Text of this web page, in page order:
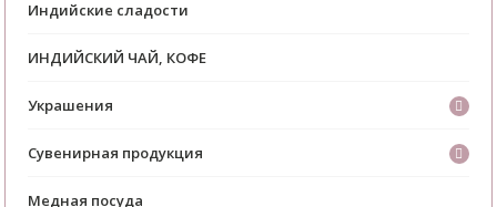
Индийские сладости
ИНДИЙСКИЙ ЧАЙ, КОФЕ
Украшения
Сувенирная продукция
Медная посуда